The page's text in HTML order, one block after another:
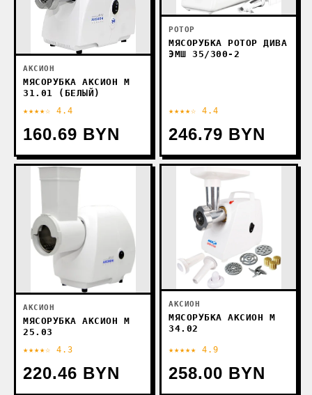
АКСИОН
МЯСОРУБКА АКСИОН М
31.01 (БЕЛЫЙ)
★★★★☆ 4.4
160.69 BYN
РОТОР
МЯСОРУБКА РОТОР ДИВА
ЭМШ 35/300-2
★★★★☆ 4.4
246.79 BYN
АКСИОН
МЯСОРУБКА АКСИОН М
25.03
★★★★☆ 4.3
220.46 BYN
АКСИОН
МЯСОРУБКА АКСИОН М
34.02
★★★★★ 4.9
258.00 BYN